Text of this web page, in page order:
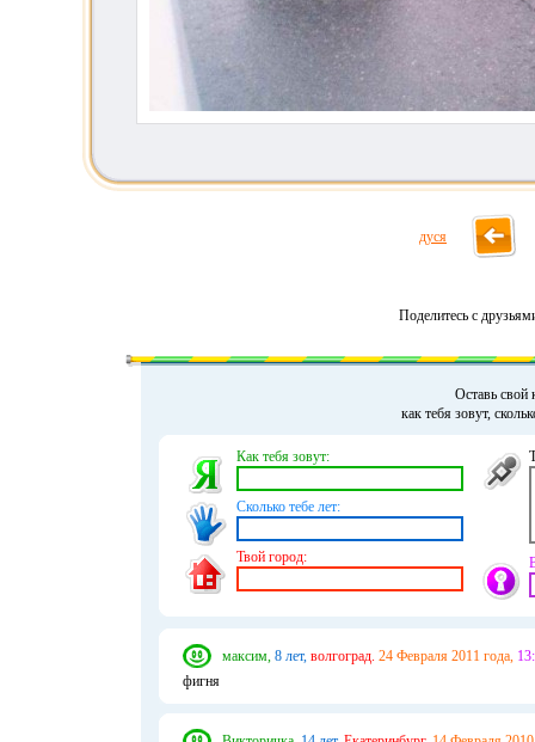
дуся
Поделитесь с
Оставь свой
как тебя зовут,
Как тебя зовут:
Сколько тебе лет:
Твой город:
максим, 8 лет, волгоград. 24 Февраля 2011 года,
фигня